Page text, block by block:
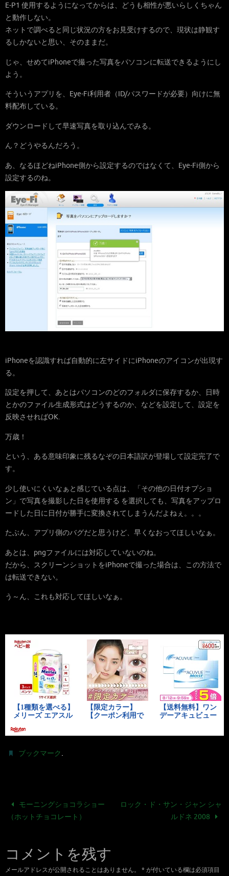
E-P1 使用するようになってからは、どうも相性が悪いらしくちゃん
と動作しない。
ネットで調べると同じ状況の方をお見受けするので、現状は静観す
るしかないと思い、そのままだ。
じゃ、せめてiPhoneで撮った写真をパソコンに転送できるようにし
よう。
そういうアプリを、Eye-Fi利用者（ID/パスワードが必要）向けに無
料配布している。
ダウンロードして早速写真を取り込んでみる。
ん？どうやるんだろう。
あ、なるほどねiPhone側から設定するのではなくて、Eye-Fi側から
設定するのね。
iPhoneを認識すれば自動的に左サイドにiPhoneのアイコンが出現す
る。
設定を押して、あとはパソコンのどのフォルダに保存するか、日時
とかのファイル生成形式はどうするのか、などを設定して、設定を
反映させればOK.
万歳！
という、ある意味印象に残るなぞの日本語訳が登場して設定完了で
す。
少し使いにくいなぁと感じている点は、「その他の日付オプショ
ン」で写真を撮影した日を使用する を選択しても、写真をアップロ
ードした日に日付が勝手に変換されてしまうんだよねぇ。。。
たぶん、アプリ側のバグだと思うけど、早くなおってほしいなぁ。
あとは、pngファイルには対応していないのね。
だから、スクリーンショットをiPhoneで撮った場合は、この方法で
は転送できない。
う～ん、これも対応してほしいなぁ。
ブックマーク.
モーニングショコラショー
（ホットチョコレート）
ロック・ド・サン・ジャン シャ
ルドネ 2008
コメントを残す
メールアドレスが公開されることはありません。 * が付いている欄は必須項目